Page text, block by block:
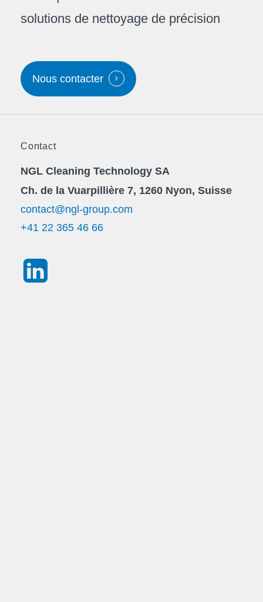
solutions de nettoyage de précision
Nous contacter
Contact
NGL Cleaning Technology SA
Ch. de la Vuarpillière 7, 1260 Nyon, Suisse
contact@ngl-group.com
+41 22 365 46 66